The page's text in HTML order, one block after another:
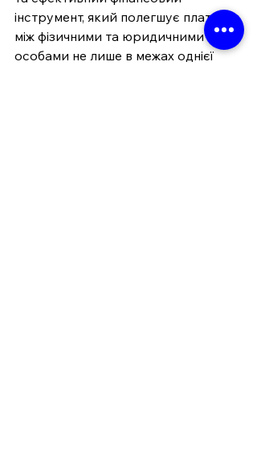
інструмент, який полегшує платежі
між фізичними та юридичними
особами не лише в межах однієї